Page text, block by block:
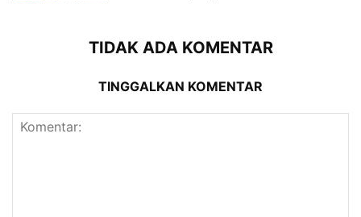
TIDAK ADA KOMENTAR
TINGGALKAN KOMENTAR